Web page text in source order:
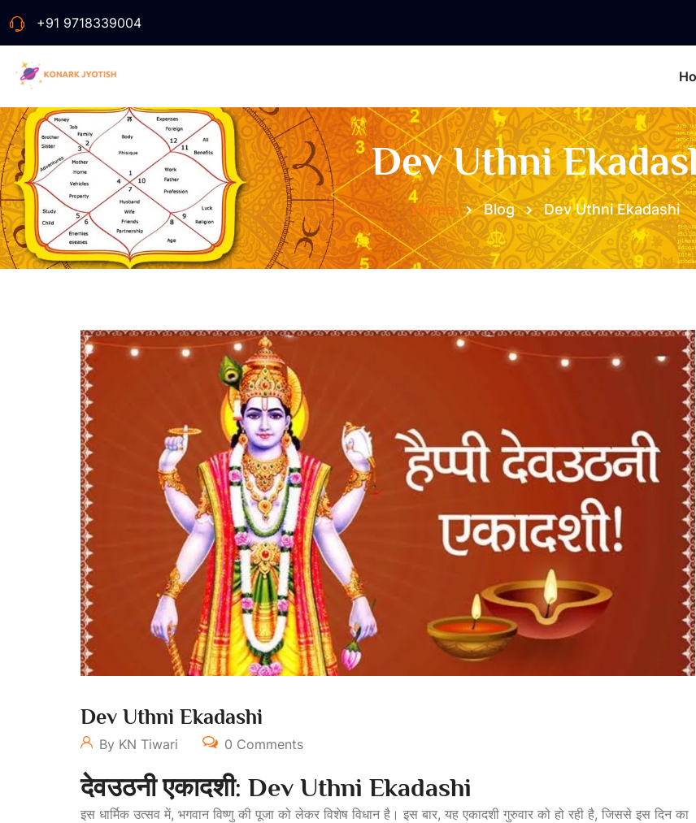
+91 9718339004
Dev Uthni
Home Blog Dev Uthni Ekadashi
Dev Uthni Ekadashi
By KN Tiwari 0 Comments
देवउठनीएकादशी: Dev Uthni Ekadashi
इस धार्मिक उत्सव में, भगवान विष्णु की पूजा को लेकर विशेष विधान है। इस बार, यह एकादशी गुरुवार को हो रही है, जिससे इस दिन का